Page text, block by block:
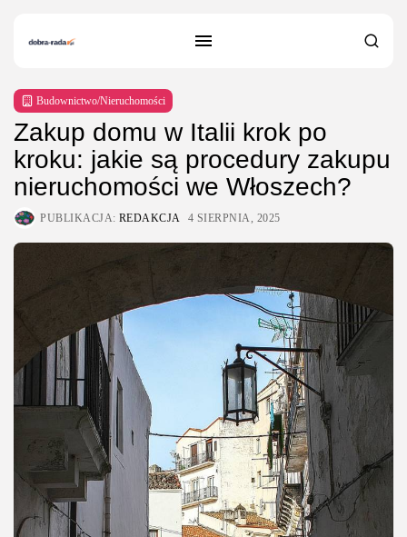
Budownictwo/Nieruchomości
Zakup domu w Italii krok po
kroku: jakie są procedury zakupu
nieruchomości we Włoszech?
PUBLIKACJA: REDAKCJA 4 SIERPNIA, 2025